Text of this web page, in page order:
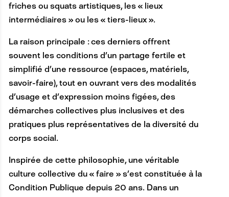
friches ou squats artistiques, les « lieux
intermédiaires » ou les « tiers-lieux ».
La raison principale : ces derniers offrent
souvent les conditions d’un partage fertile et
simplifié d’une ressource (espaces, matériels,
savoir-faire), tout en ouvrant vers des modalités
d’usage et d’expression moins figées, des
démarches collectives plus inclusives et des
pratiques plus représentatives de la diversité du
corps social.
Inspirée de cette philosophie, une véritable
culture collective du « faire » s’est constituée à la
Condition Publique depuis 20 ans. Dans un